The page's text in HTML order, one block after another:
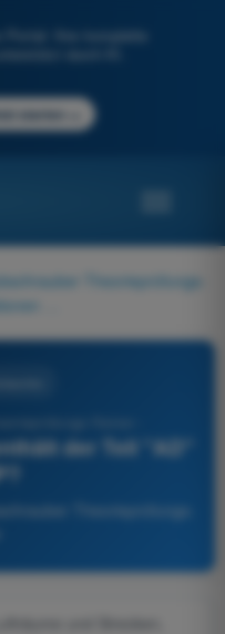
Ihre komplette
durch KI.
starten
Theorieprüfungs-
der Teil "AD"
Theorieprüfungs-